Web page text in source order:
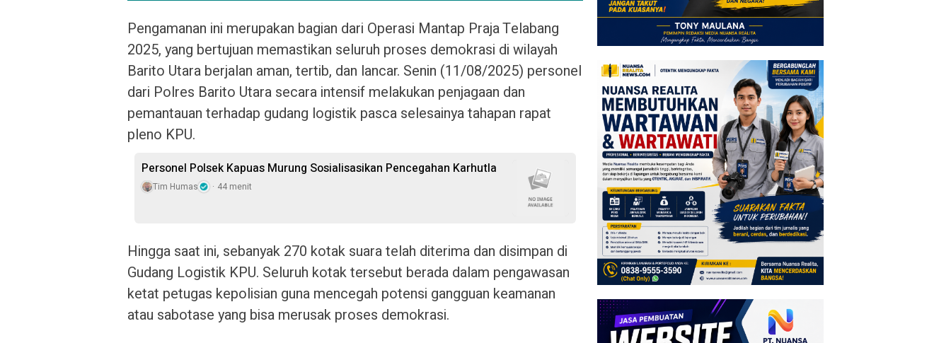
Pengamanan ini merupakan bagian dari Operasi Mantap Praja Telabang
2025, yang bertujuan memastikan seluruh proses demokrasi di wilayah
Barito Utara berjalan aman, tertib, dan lancar. Senin (11/08/2025) personel
dari Polres Barito Utara secara intensif melakukan penjagaan dan
pemantauan terhadap gudang logistik pasca selesainya tahapan rapat
pleno KPU.
Personel Polsek Kapuas Murung Sosialisasikan Pencegahan Karhutla
Tim Humas 44 menit
Hingga saat ini, sebanyak 270 kotak suara telah diterima dan disimpan di
Gudang Logistik KPU. Seluruh kotak tersebut berada dalam pengawasan
ketat petugas kepolisian guna mencegah potensi gangguan keamanan
atau sabotase yang bisa merusak proses demokrasi.